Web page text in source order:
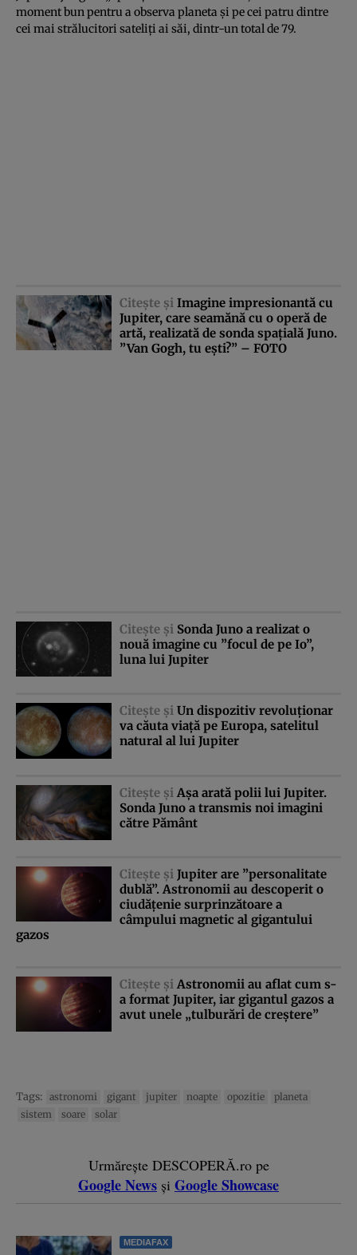
moment bun pentru a observa planeta şi pe cei patru dintre
cei mai strălucitori sateliţi ai săi, dintr-un total de 79.
Citeşte şi Imagine impresionantă cu
Jupiter, care seamănă cu o operă de
artă, realizată de sonda spaţială Juno.
”Van Gogh, tu eşti?” – FOTO
Citeşte şi Sonda Juno a realizat o
nouă imagine cu ”focul de pe Io”,
luna lui Jupiter
Citeşte şi Un dispozitiv revoluţionar
va căuta viaţă pe Europa, satelitul
natural al lui Jupiter
Citeşte şi Aşa arată polii lui Jupiter.
Sonda Juno a transmis noi imagini
către Pământ
Citeşte şi Jupiter are ”personalitate
dublă”. Astronomii au descoperit o
ciudăţenie surprinzătoare a
câmpului magnetic al gigantului
gazos
Citeşte şi Astronomii au aflat cum s-
a format Jupiter, iar gigantul gazos a
avut unele „tulburări de creştere”
Tags: astronomi gigant jupiter noapte opozitie
planeta
sistem
soare solar
Urmărește DESCOPERĂ.ro pe
Google News și Google Showcase
MEDIAFAX